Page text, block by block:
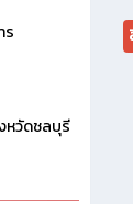
การสอน
ร